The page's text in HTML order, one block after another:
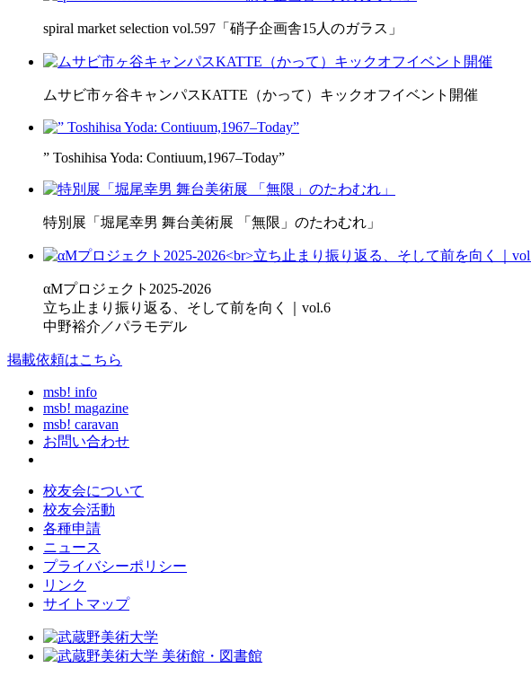
spiral market selection vol.597「硝子企画舎15人のガラス」
ムサビ市ヶ谷キャンパスKATTE（かって）キックオフイベント開催
” Toshihisa Yoda: Contiuum,1967–Today”
特別展「堀尾幸男 舞台美術展 「無限」のたわむれ」
αMプロジェクト2025-2026
立ち止まり振り返る、そして前を向く｜vol.6
中野裕介／パラモデル
掲載依頼はこちら
msb! info
msb! magazine
msb! caravan
お問い合わせ
校友会について
校友会活動
各種申請
ニュース
プライバシーポリシー
リンク
サイトマップ